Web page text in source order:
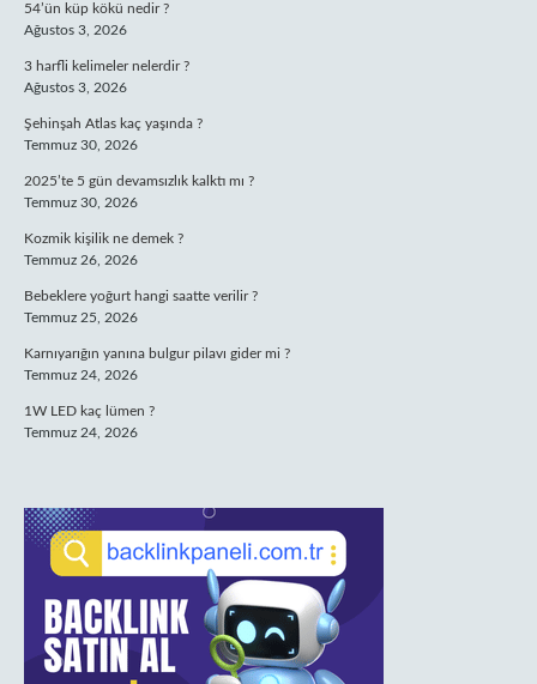
54’ün küp kökü nedir ?
Ağustos 3, 2026
3 harfli kelimeler nelerdir ?
Ağustos 3, 2026
Şehinşah Atlas kaç yaşında ?
Temmuz 30, 2026
2025’te 5 gün devamsızlık kalktı mı ?
Temmuz 30, 2026
Kozmik kişilik ne demek ?
Temmuz 26, 2026
Bebeklere yoğurt hangi saatte verilir ?
Temmuz 25, 2026
Karnıyarığın yanına bulgur pilavı gider mi ?
Temmuz 24, 2026
1W LED kaç lümen ?
Temmuz 24, 2026